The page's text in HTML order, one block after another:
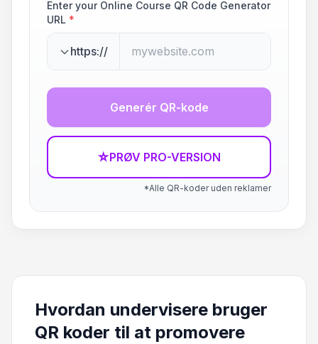
Enter your Online Course QR Code Generator
URL *
https://
Generér QR-kode
☆PRØV PRO-VERSION
*Alle QR-koder uden reklamer
Hvordan undervisere bruger
QR koder til at promovere